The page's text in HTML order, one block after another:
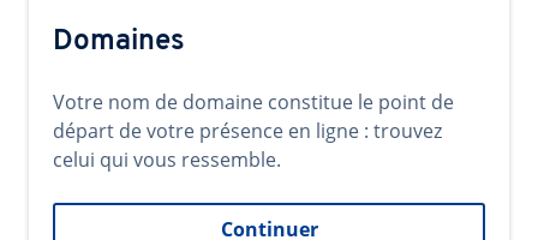
Domaines
Votre nom de domaine constitue le point de
départ de votre présence en ligne : trouvez
celui qui vous ressemble.
Continuer